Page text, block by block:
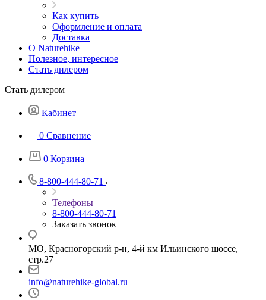
Как купить
Оформление и оплата
Доставка
О Naturehike
Полезное, интересное
Стать дилером
Стать дилером
Кабинет
0 Сравнение
0 Корзина
8-800-444-80-71
Телефоны
8-800-444-80-71
Заказать звонок
МО, Красногорский р-н, 4-й км Ильинского шоссе,
стр.27
info@naturehike-global.ru